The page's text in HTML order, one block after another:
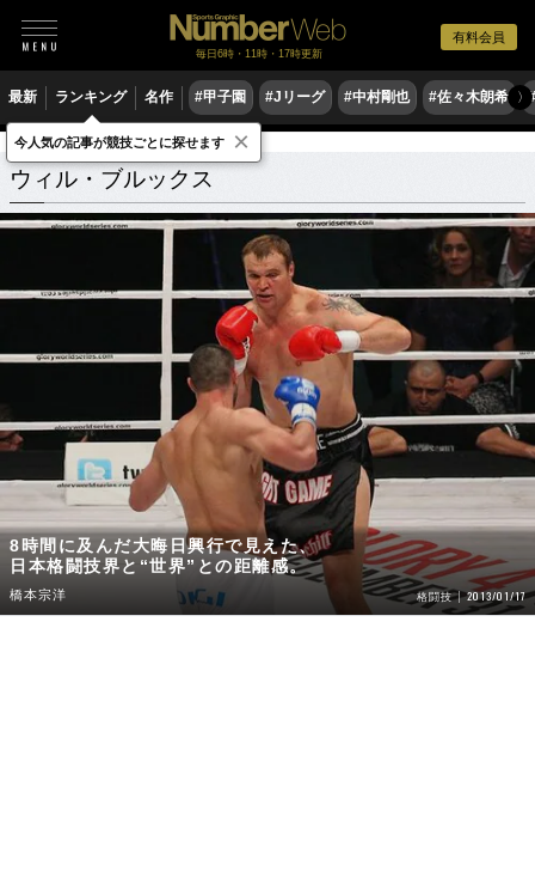
有料会員
毎日6時・11時・17時更新
最新 ランキング 名作 #甲子園 #Jリーグ #中村剛也 #佐々木朗希 〉
ウィル・ブルックス 関連記事
ウィル・ブルックス
8時間に及んだ大晦日興行で見えた、
日本格闘技界と“世界”との距離感。
橋本宗洋 格闘技 2013/01/17
今人気の記事が競技ごとに探せます ×